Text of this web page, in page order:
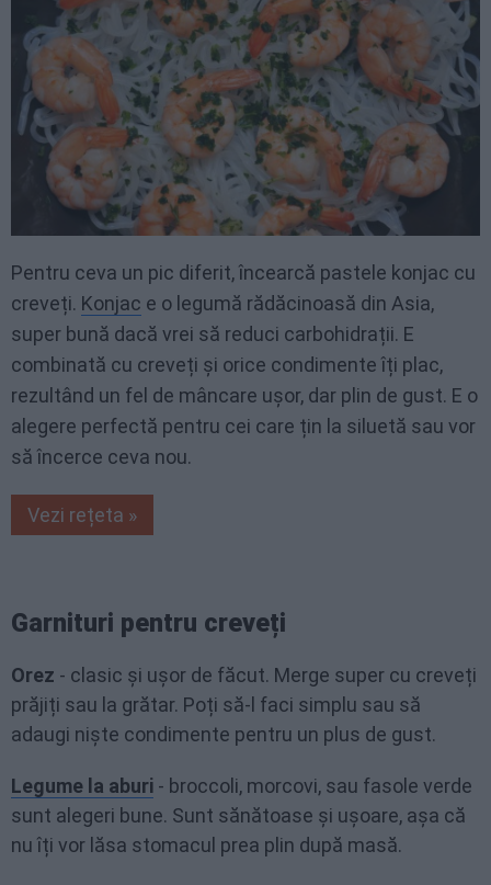
Pentru ceva un pic diferit, încearcă pastele konjac cu
creveți. Konjac e o legumă rădăcinoasă din Asia,
super bună dacă vrei să reduci carbohidrații. E
combinată cu creveți și orice condimente îți plac,
rezultând un fel de mâncare ușor, dar plin de gust. E o
alegere perfectă pentru cei care țin la siluetă sau vor
să încerce ceva nou.
Vezi rețeta »
Garnituri pentru creveți
Orez - clasic și ușor de făcut. Merge super cu creveți
prăjiți sau la grătar. Poți să-l faci simplu sau să
adaugi niște condimente pentru un plus de gust.
Legume la aburi - broccoli, morcovi, sau fasole verde
sunt alegeri bune. Sunt sănătoase și ușoare, așa că
nu îți vor lăsa stomacul prea plin după masă.